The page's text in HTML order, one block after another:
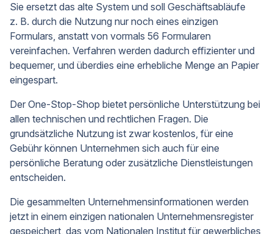
Sie ersetzt das alte System und soll Geschäftsabläufe
z. B. durch die Nutzung nur noch eines einzigen
Formulars, anstatt von vormals 56 Formularen
vereinfachen. Verfahren werden dadurch effizienter und
bequemer, und überdies eine erhebliche Menge an Papier
eingespart.
Der One-Stop-Shop bietet persönliche Unterstützung bei
allen technischen und rechtlichen Fragen. Die
grundsätzliche Nutzung ist zwar kostenlos, für eine
Gebühr können Unternehmen sich auch für eine
persönliche Beratung oder zusätzliche Dienstleistungen
entscheiden.
Die gesammelten Unternehmensinformationen werden
jetzt in einem einzigen nationalen Unternehmensregister
gespeichert, das vom Nationalen Institut für gewerbliches